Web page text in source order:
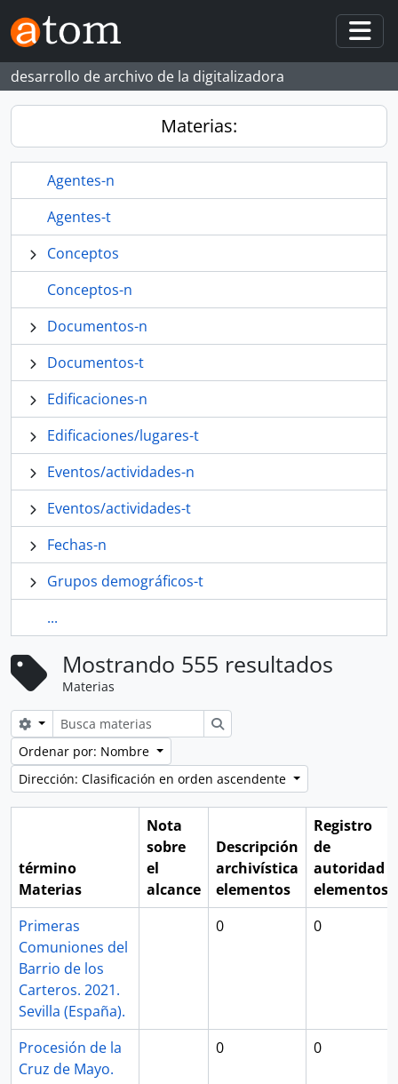
Skip to main content
desarrollo de archivo de la digitalizadora
Materias:
Agentes-n
Agentes-t
Conceptos
Conceptos-n
Documentos-n
Documentos-t
Edificaciones-n
Edificaciones/lugares-t
Eventos/actividades-n
Eventos/actividades-t
Fechas-n
Grupos demográficos-t
...
Mostrando 555 resultados
Materias
Search options
Búsqueda
Ordenar por: Nombre
Dirección: Clasificación en orden ascendente
término
Materias
Nota
sobre
el
alcance
Descripción
archivística
elementos
Registro
de
autoridad
elementos
Primeras
Comuniones del
Barrio de los
Carteros. 2021.
Sevilla (España).
0 0
Procesión de la
Cruz de Mayo.
0 0